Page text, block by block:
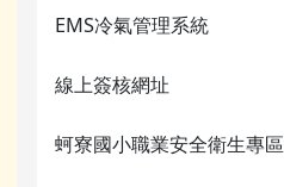
校務行政
蚵寮評鑑網站
電腦課程資源
檔案下載
行事曆
EMS冷氣管理系統
線上簽核網址
蚵寮國小職業安全衛生專區